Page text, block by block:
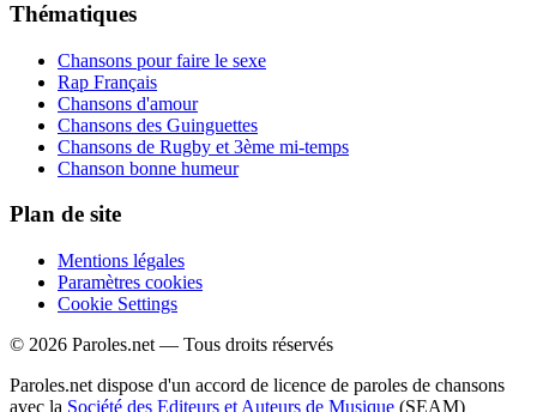
Thématiques
Chansons pour faire le sexe
Rap Français
Chansons d'amour
Chansons des Guinguettes
Chansons de Rugby et 3ème mi-temps
Chanson bonne humeur
Plan de site
Mentions légales
Paramètres cookies
Cookie Settings
© 2026 Paroles.net — Tous droits réservés
Paroles.net dispose d'un accord de licence de paroles de chansons
avec la Société des Editeurs et Auteurs de Musique (SEAM)